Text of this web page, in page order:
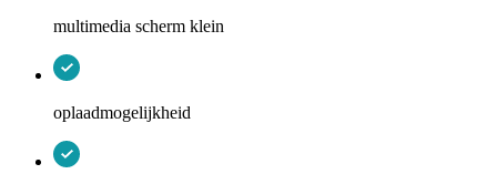
multimedia scherm klein
oplaadmogelijkheid